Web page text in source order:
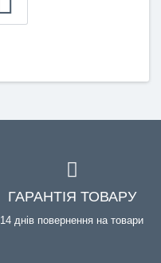
ГАРАНТІЯ ТОВАРУ
14 днів повернення на товари